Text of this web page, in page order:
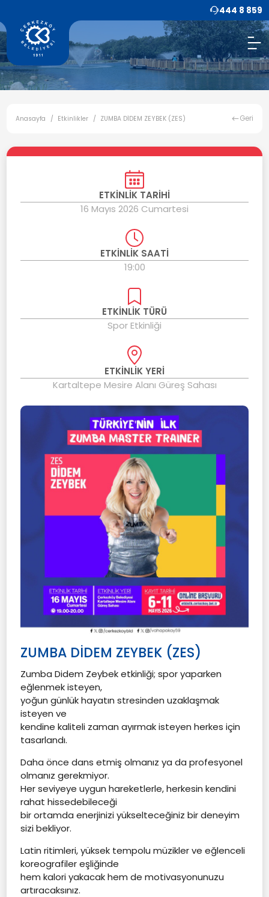
444 8 859
Anasayfa Etkinlikler ZUMBA DİDEM ZEYBEK (ZES) Geri
ETKİNLİK TARİHİ
16 Mayıs 2026 Cumartesi
ETKİNLİK SAATİ
19:00
ETKİNLİK TÜRÜ
Spor Etkinliği
ETKİNLİK YERİ
Kartaltepe Mesire Alanı Güreş Sahası
ZUMBA DİDEM ZEYBEK (ZES)
Zumba Didem Zeybek etkinliği; spor yaparken
eğlenmek isteyen,
yoğun günlük hayatın stresinden uzaklaşmak
isteyen ve
kendine kaliteli zaman ayırmak isteyen herkes için
tasarlandı.
Daha önce dans etmiş olmanız ya da profesyonel
olmanız gerekmiyor.
Her seviyeye uygun hareketlerle, herkesin kendini
rahat hissedebileceği
bir ortamda enerjinizi yükselteceğiniz bir deneyim
sizi bekliyor.
Latin ritimleri, yüksek tempolu müzikler ve eğlenceli
koreografiler eşliğinde
hem kalori yakacak hem de motivasyonunuzu
artıracaksınız.